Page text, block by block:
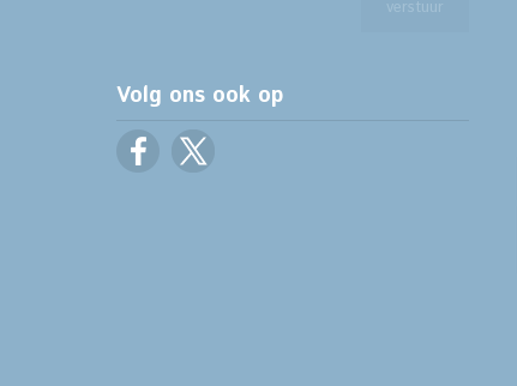
Volg ons ook op